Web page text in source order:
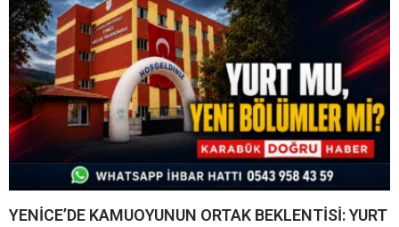
YENİCE’DE KAMUOYUNUN ORTAK BEKLENTİSİ: YURT